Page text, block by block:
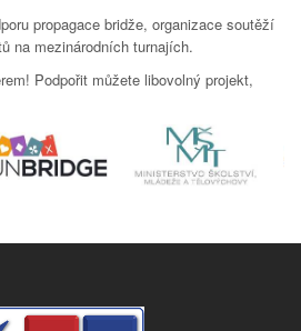
propagace bridže, organizace soutěží
na mezinárodních turnajích.
Podpořit můžete libovolný projekt,